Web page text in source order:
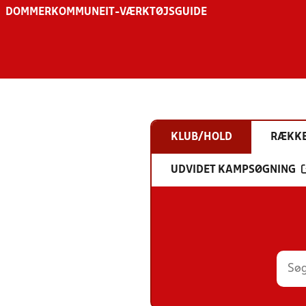
DOMMER KOMMUNE IT-VÆRKTØJSGUIDE
KLUB/HOLD
UDVIDET KAMPSØGNING